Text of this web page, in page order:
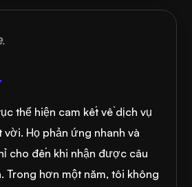
thể hiện cam kết về dịch vụ
vời. Họ phản ứng nhanh và
cho đến khi nhận được câu
Trong hơn một năm, tôi không